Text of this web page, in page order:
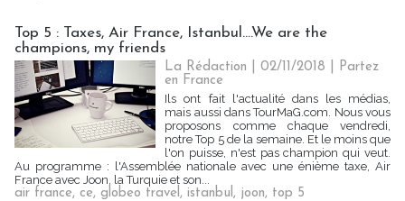
Top 5 : Taxes, Air France, Istanbul....We are the
champions, my friends
La Rédaction | 02/11/2018
Partez
en France
Ils ont fait l'actualité dans les médias,
mais aussi dans TourMaG.com. Nous vous
proposons comme chaque vendredi,
notre Top 5 de la semaine. Et le moins que
l'on puisse, n'est pas champion qui veut.
Au programme : l'Assemblée nationale avec une énième taxe, Air
France avec Joon, la Turquie et son...
air france, ce, globeo travel, istanbul, joon, top 5